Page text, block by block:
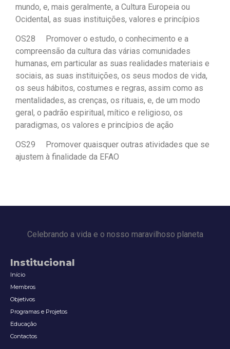
mundo, e, mais geralmente, a Cultura Europeia ou
Ocidental, as suas instituições, valores e princípios
OS28 Promover o estudo, o conhecimento e a
compreensão da cultura das várias comunidades
humanas, em particular as suas realidades materiais e
sociais, as suas instituições, os seus modos de vida,
os seus hábitos, costumes e regras, assim como as
mentalidades, as crenças, os rituais, e, de um modo
geral, o padrão espiritual, mítico e religioso, os
paradigmas, os valores e princípios de ação
OS29 Promover quaisquer outras atividades que se
ajustem à finalidade da EFAO
Celebrando a vida e o nosso maravilhoso planeta
Institucional
Início
Membros
Objetivos
Programas e Projetos
Educação
Contactos